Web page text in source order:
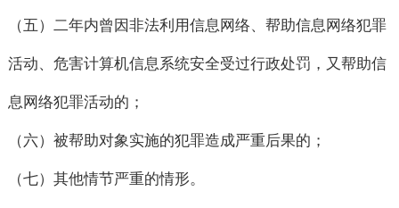
（五）二年内曾因非法利用信息网络、帮助信息网络犯罪
活动、危害计算机信息系统安全受过行政处罚，又帮助信
息网络犯罪活动的；
（六）被帮助对象实施的犯罪造成严重后果的；
（七）其他情节严重的情形。